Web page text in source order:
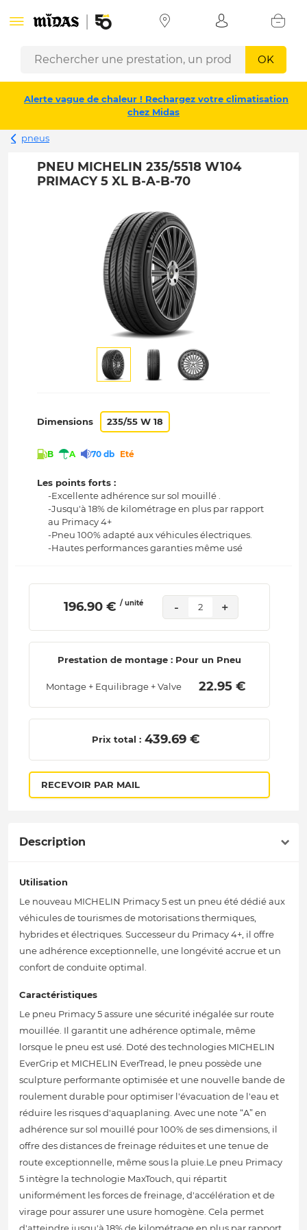
OK
Alerte vague de chaleur ! Rechargez votre climatisation
chez Midas
pneus
PNEU MICHELIN 235/5518 W104
PRIMACY 5 XL B-A-B-70
Dimensions 235/55 W 18
B A 70 db Eté
Les points forts :
-Excellente adhérence sur sol mouillé .
-Jusqu'à 18% de kilométrage en plus par rapport
au Primacy 4+
-Pneu 100% adapté aux véhicules électriques.
-Hautes performances garanties même usé
196.90 € / unité - 2 +
Prestation de montage : Pour un Pneu
Montage + Equilibrage + Valve 22.95 €
Prix total : 439.69 €
RECEVOIR PAR MAIL
Description
Utilisation
Le nouveau MICHELIN Primacy 5 est un pneu été dédié aux
véhicules de tourismes de motorisations thermiques,
hybrides et électriques. Successeur du Primacy 4+, il offre
une adhérence exceptionnelle, une longévité accrue et un
confort de conduite optimal.
Caractéristiques
Le pneu Primacy 5 assure une sécurité inégalée sur route
mouillée. Il garantit une adhérence optimale, même
lorsque le pneu est usé. Doté des technologies MICHELIN
EverGrip et MICHELIN EverTread, le pneu possède une
sculpture performante optimisée et une nouvelle bande de
roulement durable pour optimiser l'évacuation de l'eau et
réduire les risques d'aquaplaning. Avec une note “A” en
adhérence sur sol mouillé pour 100% de ses dimensions, il
offre des distances de freinage réduites et une tenue de
route exceptionnelle, même sous la pluie.Le pneu Primacy
5 intègre la technologie MaxTouch, qui répartit
uniformément les forces de freinage, d'accélération et de
virage pour assurer une usure homogène. Cela permet